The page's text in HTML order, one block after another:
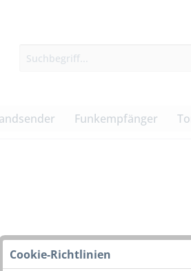
Funkempfänger
Cookie-Richtlinien